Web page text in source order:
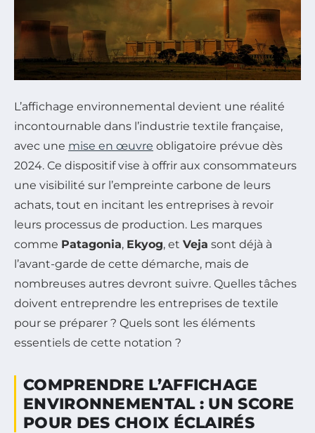
L’affichage environnemental devient une réalité
incontournable dans l’industrie textile française,
avec une mise en œuvre obligatoire prévue dès
2024. Ce dispositif vise à offrir aux consommateurs
une visibilité sur l’empreinte carbone de leurs
achats, tout en incitant les entreprises à revoir
leurs processus de production. Les marques
comme Patagonia, Ekyog, et Veja sont déjà à
l’avant-garde de cette démarche, mais de
nombreuses autres devront suivre. Quelles tâches
doivent entreprendre les entreprises de textile
pour se préparer ? Quels sont les éléments
essentiels de cette notation ?
COMPRENDRE L’AFFICHAGE
ENVIRONNEMENTAL : UN SCORE
POUR DES CHOIX ÉCLAIRÉS